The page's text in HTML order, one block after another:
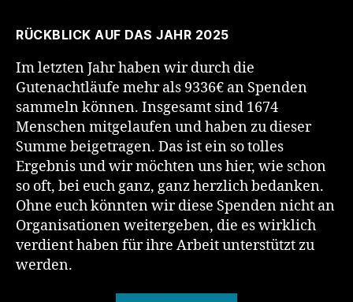
RÜCKBLICK AUF DAS JAHR 2025
Im letzten Jahr haben wir durch die
Gutenachtläufe mehr als 9336€ an Spenden
sammeln können. Insgesamt sind 1674
Menschen mitgelaufen und haben zu dieser
Summe beigetragen. Das ist ein so tolles
Ergebnis und wir möchten uns hier, wie schon
so oft, bei euch ganz, ganz herzlich bedanken.
Ohne euch könnten wir diese Spenden nicht an
Organisationen weitergeben, die es wirklich
verdient haben für ihre Arbeit unterstützt zu
werden.